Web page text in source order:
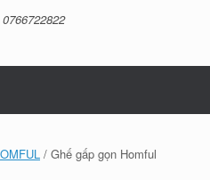
/ Ghế gấp gọn Homful